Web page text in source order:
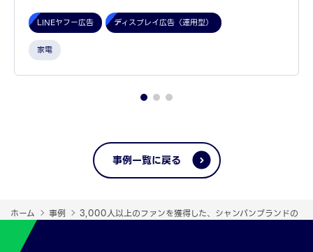
LINEヤフー広告 ディスプレイ広告（運用型）
家電
事例一覧に戻る
ホーム 事例 3,000人以上のファンを獲得した、シャンパンブランドの「